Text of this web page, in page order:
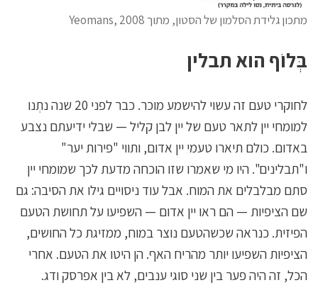
מתכון גלידת הסלמון של הסטון, מתוך Yeomans, 2008
בְּלוֹף הוא תבלין
לחוקרי טעם זה עשוי להישמע מוכר. כבר לפני 20 שנה נתְנו
למומחי יין לתאר טעם של יין לבן קליל — שבלי ידיעתם נצבע
באדום. כולם תיארו טעמי יין אדום, ותווי "פירות יער"
ו"תבלינים". היו מי שאמרו שזו הוכחה מדעת לכך שמומחי יין
סתם מבלבלים את המוח. אבל עוד ניסויים גילו את הסיבה: גם
שם הציפיות — הם ראו יין אדום — השפיעו על תחושת הטעם
הפיזית. כנראה שכשהטעם נוצר במוח, ממזיגת כל החושים,
הציפיות השפיעו יותר מהריח האף. הן היטו את הטעם. אחרי
הכל, זה היה פער בין שני סוגי ענבים, לא בין אפרסק ודג.